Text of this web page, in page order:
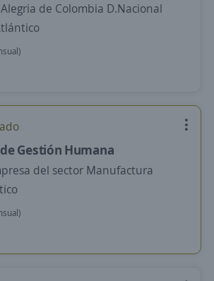
de Colombia D.Nacional
Gestión Humana
del sector Manufactura